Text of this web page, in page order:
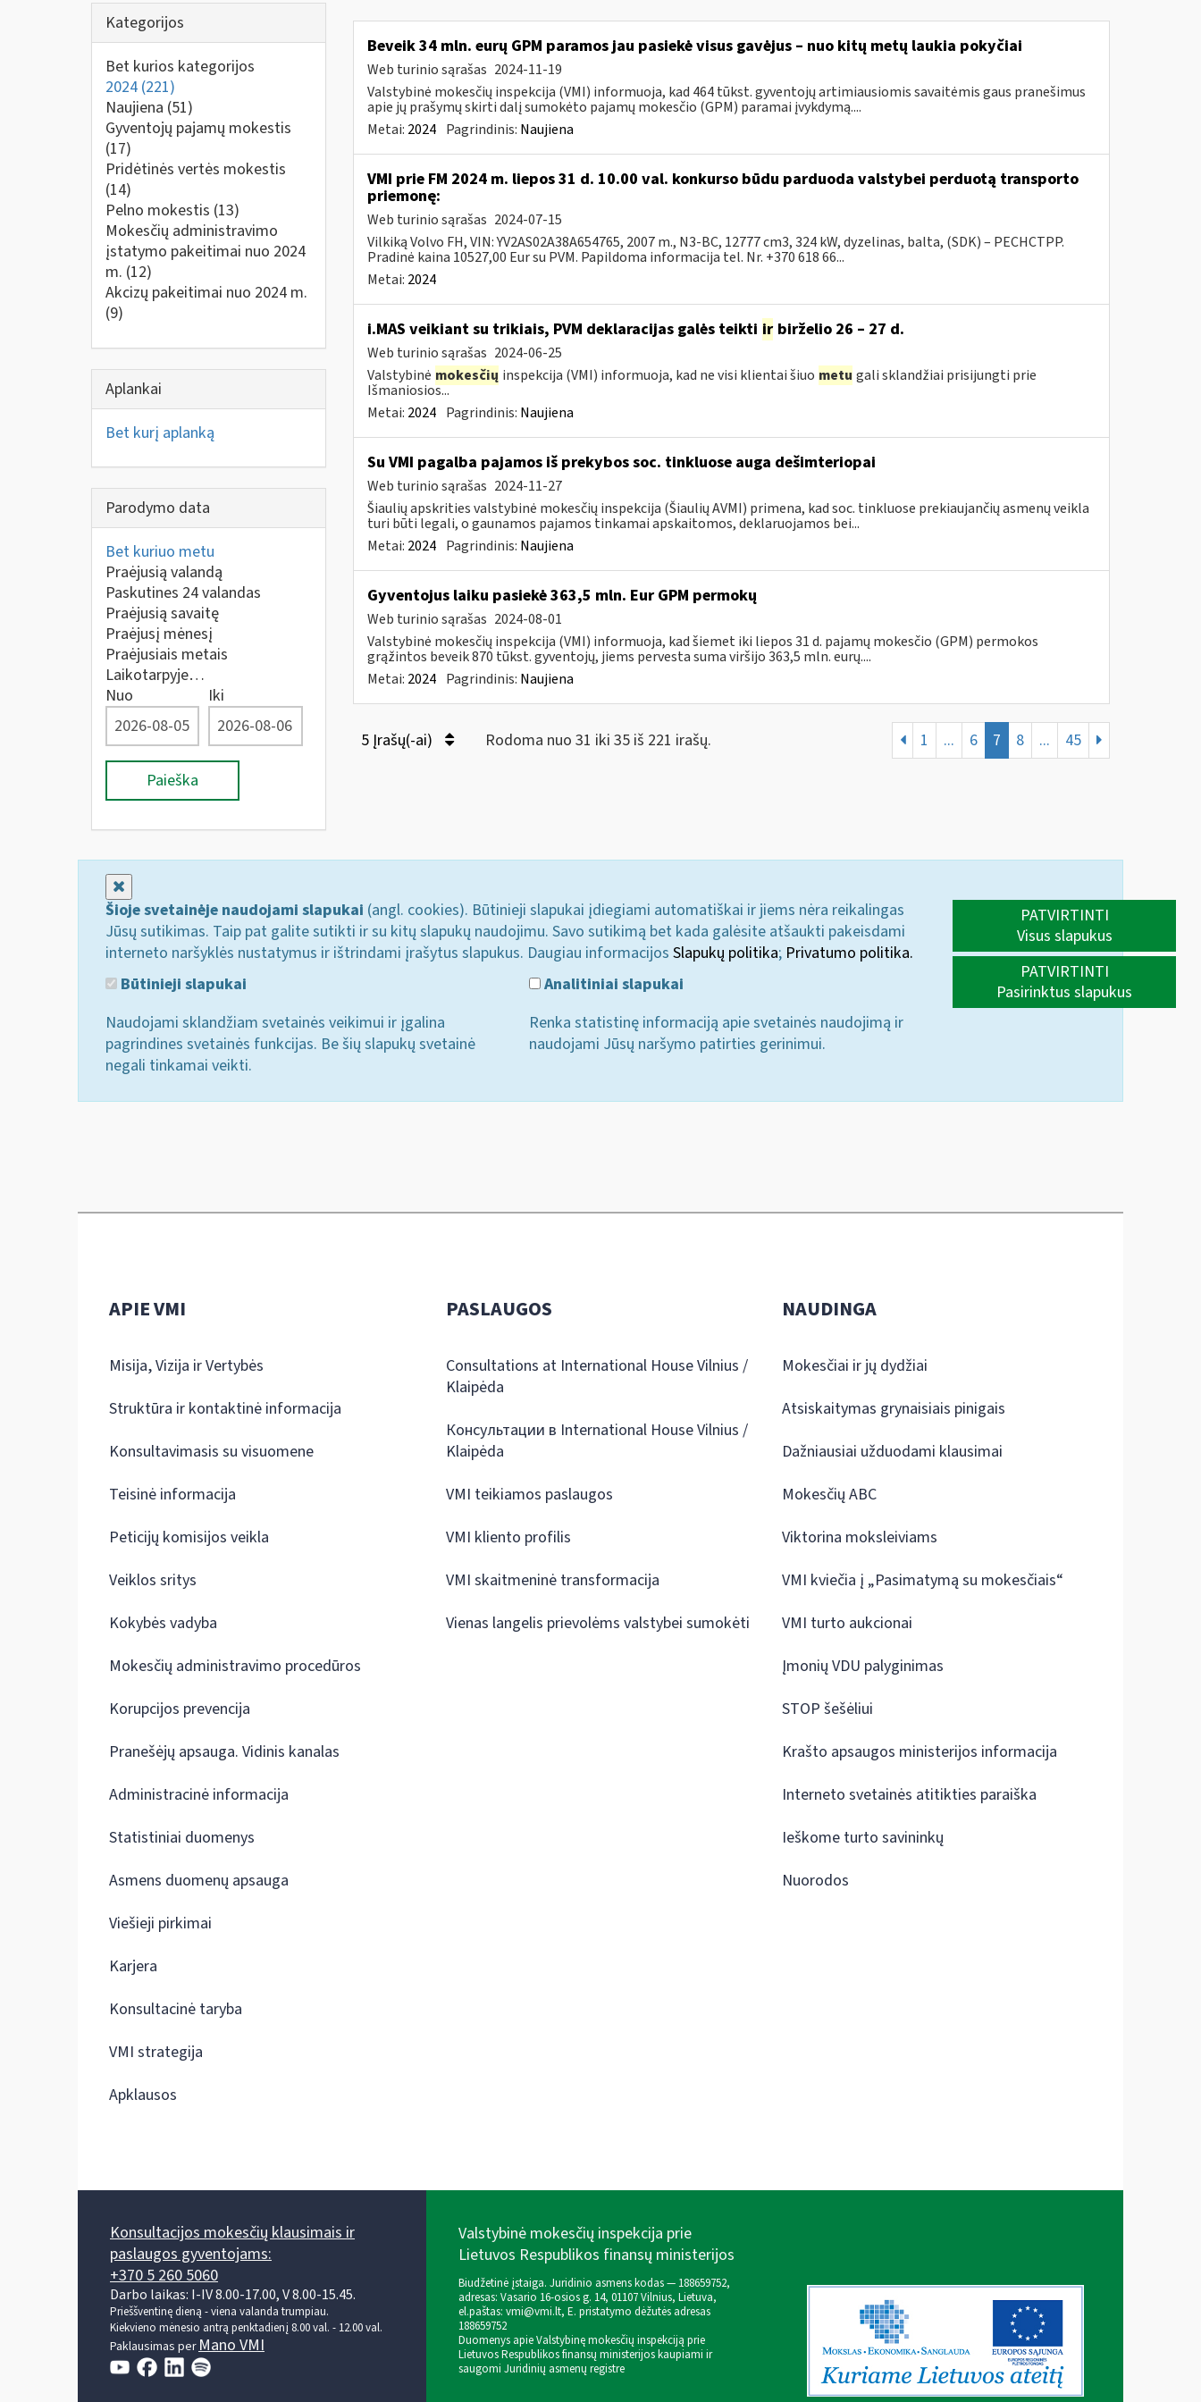
Kategorijos
Bet kurios kategorijos
2024 (221)
Naujiena (51)
Gyventojų pajamų mokestis
(17)
Pridėtinės vertės mokestis
(14)
Pelno mokestis (13)
Mokesčių administravimo
įstatymo pakeitimai nuo 2024
m. (12)
Akcizų pakeitimai nuo 2024 m.
(9)
Aplankai
Bet kurį aplanką
Parodymo data
Bet kuriuo metu
Praėjusią valandą
Paskutines 24 valandas
Praėjusią savaitę
Praėjusį mėnesį
Praėjusiais metais
Laikotarpyje…
Nuo
Iki
Paieška
Beveik 34 mln. eurų GPM paramos jau pasiekė visus gavėjus – nuo kitų metų laukia pokyčiai
Web turinio sąrašas 2024-11-19
Valstybinė mokesčių inspekcija (VMI) informuoja, kad 464 tūkst. gyventojų artimiausiomis savaitėmis gaus pranešimus
apie jų prašymų skirti dalį sumokėto pajamų mokesčio (GPM) paramai įvykdymą....
Metai: 2024 Pagrindinis: Naujiena
VMI prie FM 2024 m. liepos 31 d. 10.00 val. konkurso būdu parduoda valstybei perduotą transporto
priemonę:
Web turinio sąrašas 2024-07-15
Vilkiką Volvo FH, VIN: YV2AS02A38A654765, 2007 m., N3-BC, 12777 cm3, 324 kW, dyzelinas, balta, (SDK) – PECHCTPP.
Pradinė kaina 10527,00 Eur su PVM. Papildoma informacija tel. Nr. +370 618 66...
Metai: 2024
i.MAS veikiant su trikiais, PVM deklaracijas galės teikti irbirželio 26 – 27 d.
Web turinio sąrašas 2024-06-25
Valstybinė mokesčių inspekcija (VMI) informuoja, kad ne visi klientai šiuo metu gali sklandžiai prisijungti prie
Išmaniosios...
Metai: 2024 Pagrindinis: Naujiena
Su VMI pagalba pajamos iš prekybos soc. tinkluose auga dešimteriopai
Web turinio sąrašas 2024-11-27
Šiaulių apskrities valstybinė mokesčių inspekcija (Šiaulių AVMI) primena, kad soc. tinkluose prekiaujančių asmenų veikla
turi būti legali, o gaunamos pajamos tinkamai apskaitomos, deklaruojamos bei...
Metai: 2024 Pagrindinis: Naujiena
Gyventojus laiku pasiekė 363,5 mln. Eur GPM permokų
Web turinio sąrašas 2024-08-01
Valstybinė mokesčių inspekcija (VMI) informuoja, kad šiemet iki liepos 31 d. pajamų mokesčio (GPM) permokos
grąžintos beveik 870 tūkst. gyventojų, jiems pervesta suma viršijo 363,5 mln. eurų....
Metai: 2024 Pagrindinis: Naujiena
5 Įrašų(-ai) Rodoma nuo 31 iki 35 iš 221 irašų. 1 ... 6 7 8 ... 45
Šioje svetainėje naudojami slapukai (angl. cookies). Būtinieji slapukai įdiegiami automatiškai ir jiems nėra reikalingas
Jūsų sutikimas. Taip pat galite sutikti ir su kitų slapukų naudojimu. Savo sutikimą bet kada galėsite atšaukti pakeisdami
interneto naršyklės nustatymus ir ištrindami įrašytus slapukus. Daugiau informacijos Slapukų politika; Privatumo politika.
Būtinieji slapukai
Naudojami sklandžiam svetainės veikimui ir įgalina
pagrindines svetainės funkcijas. Be šių slapukų svetainė
negali tinkamai veikti.
Analitiniai slapukai
Renka statistinę informaciją apie svetainės naudojimą ir
naudojami Jūsų naršymo patirties gerinimui.
PATVIRTINTI
Visus slapukus
PATVIRTINTI
Pasirinktus slapukus
APIE VMI
Misija, Vizija ir Vertybės
Struktūra ir kontaktinė informacija
Konsultavimasis su visuomene
Teisinė informacija
Peticijų komisijos veikla
Veiklos sritys
Kokybės vadyba
Mokesčių administravimo procedūros
Korupcijos prevencija
Pranešėjų apsauga. Vidinis kanalas
Administracinė informacija
Statistiniai duomenys
Asmens duomenų apsauga
Viešieji pirkimai
Karjera
Konsultacinė taryba
VMI strategija
Apklausos
PASLAUGOS
Consultations at International House Vilnius /
Klaipėda
Консультации в International House Vilnius /
Klaipėda
VMI teikiamos paslaugos
VMI kliento profilis
VMI skaitmeninė transformacija
Vienas langelis prievolėms valstybei sumokėti
NAUDINGA
Mokesčiai ir jų dydžiai
Atsiskaitymas grynaisiais pinigais
Dažniausiai užduodami klausimai
Mokesčių ABC
Viktorina moksleiviams
VMI kviečia į „Pasimatymą su mokesčiais“
VMI turto aukcionai
Įmonių VDU palyginimas
STOP šešėliui
Krašto apsaugos ministerijos informacija
Interneto svetainės atitikties paraiška
Ieškome turto savininkų
Nuorodos
Konsultacijos mokesčių klausimais ir
paslaugos gyventojams:
+370 5 260 5060
Darbo laikas: I-IV 8.00-17.00, V 8.00-15.45.
Prieššventinę dieną - viena valanda trumpiau.
Kiekvieno mėnesio antrą penktadienį 8.00 val. - 12.00 val.
Paklausimas per Mano VMI
Valstybinė mokesčių inspekcija prie
Lietuvos Respublikos finansų ministerijos
Biudžetinė įstaiga. Juridinio asmens kodas — 188659752,
adresas: Vasario 16-osios g. 14, 01107 Vilnius, Lietuva,
el.paštas: vmi@vmi.lt, E. pristatymo dėžutės adresas
188659752
Duomenys apie Valstybinę mokesčių inspekciją prie
Lietuvos Respublikos finansų ministerijos kaupiami ir
saugomi Juridinių asmenų registre